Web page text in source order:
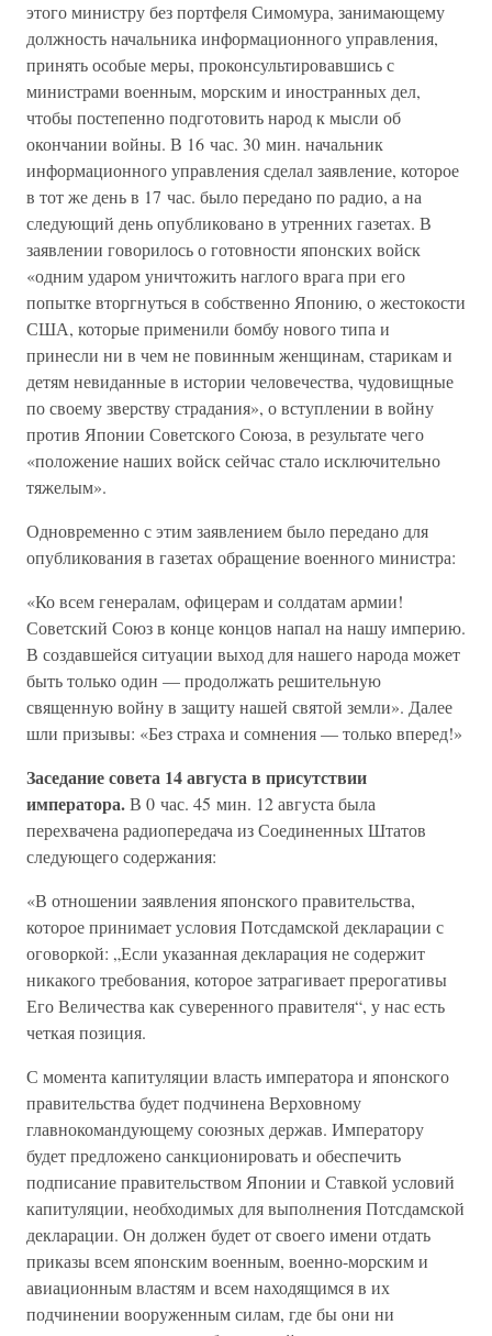
этого министру без портфеля Симомура, занимающему
должность начальника информационного управления,
принять особые меры, проконсультировавшись с
министрами военным, морским и иностранных дел,
чтобы постепенно подготовить народ к мысли об
окончании войны. В 16 час. 30 мин. начальник
информационного управления сделал заявление, которое
в тот же день в 17 час. было передано по радио, а на
следующий день опубликовано в утренних газетах. В
заявлении говорилось о готовности японских войск
«одним ударом уничтожить наглого врага при его
попытке вторгнуться в собственно Японию, о жестокости
США, которые применили бомбу нового типа и
принесли ни в чем не повинным женщинам, старикам и
детям невиданные в истории человечества, чудовищные
по своему зверству страдания», о вступлении в войну
против Японии Советского Союза, в результате чего
«положение наших войск сейчас стало исключительно
тяжелым».
Одновременно с этим заявлением было передано для
опубликования в газетах обращение военного министра:
«Ко всем генералам, офицерам и солдатам армии!
Советский Союз в конце концов напал на нашу империю.
В создавшейся ситуации выход для нашего народа может
быть только один — продолжать решительную
священную войну в защиту нашей святой земли». Далее
шли призывы: «Без страха и сомнения — только вперед!»
Заседание совета 14 августа в присутствии
императора.В 0 час. 45 мин. 12 августа была
перехвачена радиопередача из Соединенных Штатов
следующего содержания:
«В отношении заявления японского правительства,
которое принимает условия Потсдамской декларации с
оговоркой: „Если указанная декларация не содержит
никакого требования, которое затрагивает прерогативы
Его Величества как суверенного правителя“, у нас есть
четкая позиция.
С момента капитуляции власть императора и японского
правительства будет подчинена Верховному
главнокомандующему союзных держав. Императору
будет предложено санкционировать и обеспечить
подписание правительством Японии и Ставкой условий
капитуляции, необходимых для выполнения Потсдамской
декларации. Он должен будет от своего имени отдать
приказы всем японским военным, военно-морским и
авиационным властям и всем находящимся в их
подчинении вооруженным силам, где бы они ни